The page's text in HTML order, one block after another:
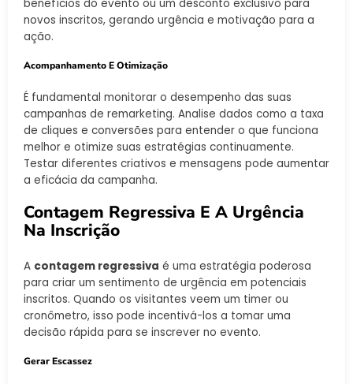
benefícios do evento ou um desconto exclusivo para
novos inscritos, gerando urgência e motivação para a
ação.
Acompanhamento E Otimização
É fundamental monitorar o desempenho das suas
campanhas de remarketing. Analise dados como a taxa
de cliques e conversões para entender o que funciona
melhor e otimize suas estratégias continuamente.
Testar diferentes criativos e mensagens pode aumentar
a eficácia da campanha.
Contagem Regressiva E A Urgência
Na Inscrição
A contagem regressiva é uma estratégia poderosa
para criar um sentimento de urgência em potenciais
inscritos. Quando os visitantes veem um timer ou
cronômetro, isso pode incentivá-los a tomar uma
decisão rápida para se inscrever no evento.
Gerar Escassez